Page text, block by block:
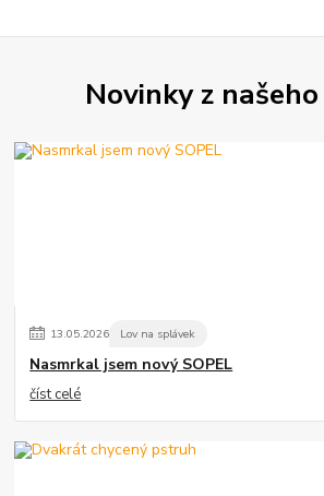
Novinky z
13.05.2026 Lov na splávek
Nasmrkal jsem nový SOPEL
číst celé